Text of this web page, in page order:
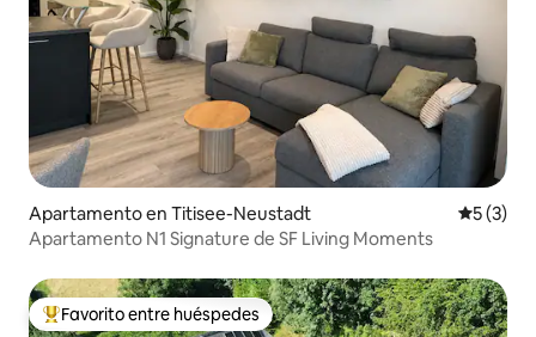
Apartamento en Titisee-Neustadt
5 (3)
Apartamento N1 Signature de SF Living Moments
Favorito entre huéspedes preferido
Favorito entre huéspedes